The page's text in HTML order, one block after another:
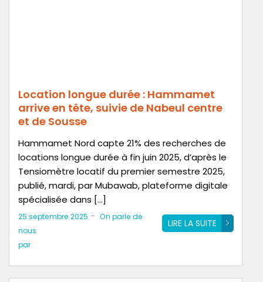
Location longue durée : Hammamet
arrive en tête, suivie de Nabeul centre
et de Sousse
Hammamet Nord capte 21% des recherches de
locations longue durée à fin juin 2025, d’après le
Tensiomètre locatif du premier semestre 2025,
publié, mardi, par Mubawab, plateforme digitale
spécialisée dans […]
LIRE LA SUITE
25 septembre 2025 - On parle de
nous
par